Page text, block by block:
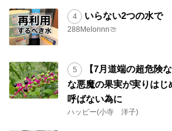
いらない2つの水で
288Melonnn🍈
【7月道端の超危険
な悪魔の果実が実りは
呼ばない為に
ハッピー(小寺 洋子)